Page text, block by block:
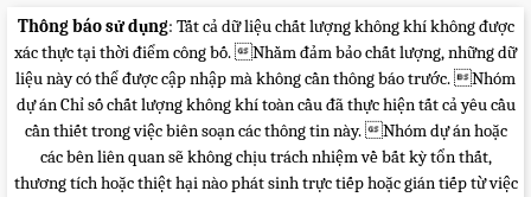
Thông báo sử dụng: Tất cả dữ liệu chất lượng không khí không được
xác thực tại thời điểm công bố. Nhằm đảm bảo chất lượng, những dữ
liệu này có thể được cập nhập mà không cần thông báo trước. Nhóm
dự án Chỉ số chất lượng không khí toàn cầu đã thực hiện tất cả yêu cầu
cần thiết trong việc biên soạn các thông tin này. Nhóm dự án hoặc
các bên liên quan sẽ không chịu trách nhiệm về bất kỳ tổn thất,
thương tích hoặc thiệt hại nào phát sinh trực tiếp hoặc gián tiếp từ việc